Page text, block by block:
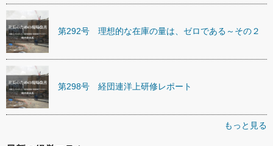
第292号 理想的な在庫の量は、ゼロである～その２
第298号 経団連洋上研修レポート
もっと見る